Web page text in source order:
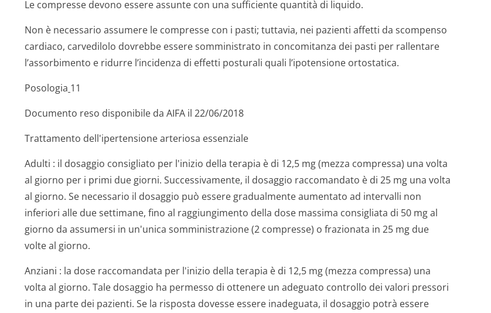
Le compresse devono essere assunte con una sufficiente quantità di liquido.
Non è necessario assumere le compresse con i pasti; tuttavia, nei pazienti affetti da scompenso
cardiaco, carvedilolo dovrebbe essere somministrato in concomitanza dei pasti per rallentare
l’assorbimento e ridurre l’incidenza di effetti posturali quali l’ipotensione ortostatica.
Posologia 11
Documento reso disponibile da AIFA il 22/06/2018
Trattamento dell'ipertensione arteriosa essenziale
Adulti : il dosaggio consigliato per l'inizio della terapia è di 12,5 mg (mezza compressa) una volta
al giorno per i primi due giorni. Successivamente, il dosaggio raccomandato è di 25 mg una volta
al giorno. Se necessario il dosaggio può essere gradualmente aumentato ad intervalli non
inferiori alle due settimane, fino al raggiungimento della dose massima consigliata di 50 mg al
giorno da assumersi in un'unica somministrazione (2 compresse) o frazionata in 25 mg due
volte al giorno.
Anziani : la dose raccomandata per l'inizio della terapia è di 12,5 mg (mezza compressa) una
volta al giorno. Tale dosaggio ha permesso di ottenere un adeguato controllo dei valori pressori
in una parte dei pazienti. Se la risposta dovesse essere inadeguata, il dosaggio potrà essere